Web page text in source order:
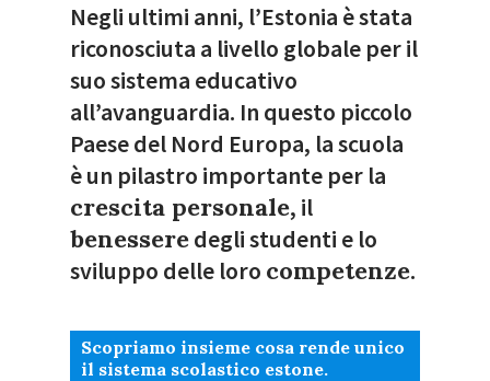
Negli ultimi anni, l’Estonia è stata
riconosciuta a livello globale per il
suo sistema educativo
all’avanguardia. In questo piccolo
Paese del Nord Europa, la scuola
è un pilastro importante per la
crescita personale, il
benesseredegli studenti e lo
sviluppo delle loro competenze.
Scopriamo insieme cosa rende unico
il sistema scolastico estone.